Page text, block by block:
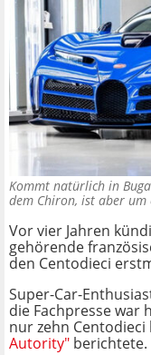
Kommt natürlich in
dem Chiron, ist aber
Vor vier Jahren
gehörende
den Centodieci
Super-Car-
die Fachpresse war
nur zehn
Autority" berichtete.